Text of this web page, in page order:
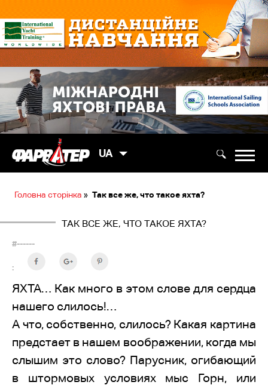
UA
Головна сторінка » Так все же, что такое яхта?
ТАК ВСЕ ЖЕ, ЧТО ТАКОЕ ЯХТА?
#------
:
ЯХТА… Как много в этом слове для сердца
нашего слилось!…
А что, собственно, слилось? Какая картина
предстает в нашем воображении, когда мы
слышим это слово? Парусник, огибающий
в штормовых условиях мыс Горн, или